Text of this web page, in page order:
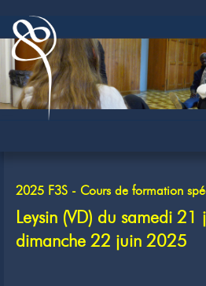
Camps
Dons
2025 F3S - Cours de formation
Leysin (VD) du samedi
dimanche 22 juin 2025